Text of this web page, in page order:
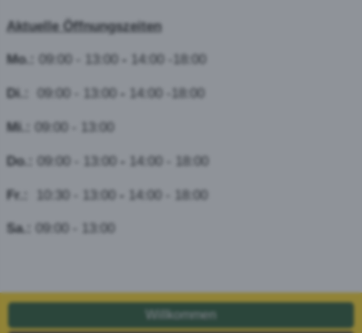
Aktuelle Öffnungszeiten
Mo.:
Di.:
Mi.: 09:00 - 13:00
Do.: 09:00 - 13:00 14:00 - 18:00
Fr.: 10:30 - 13:00 14:00 - 18:00
Sa.:
Willkommen